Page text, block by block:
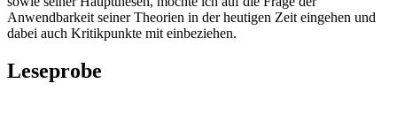
Anwendbarkeit seiner Theorien in der heutigen Zeit eingehen und
dabei auch Kritikpunkte mit einbeziehen.
Leseprobe